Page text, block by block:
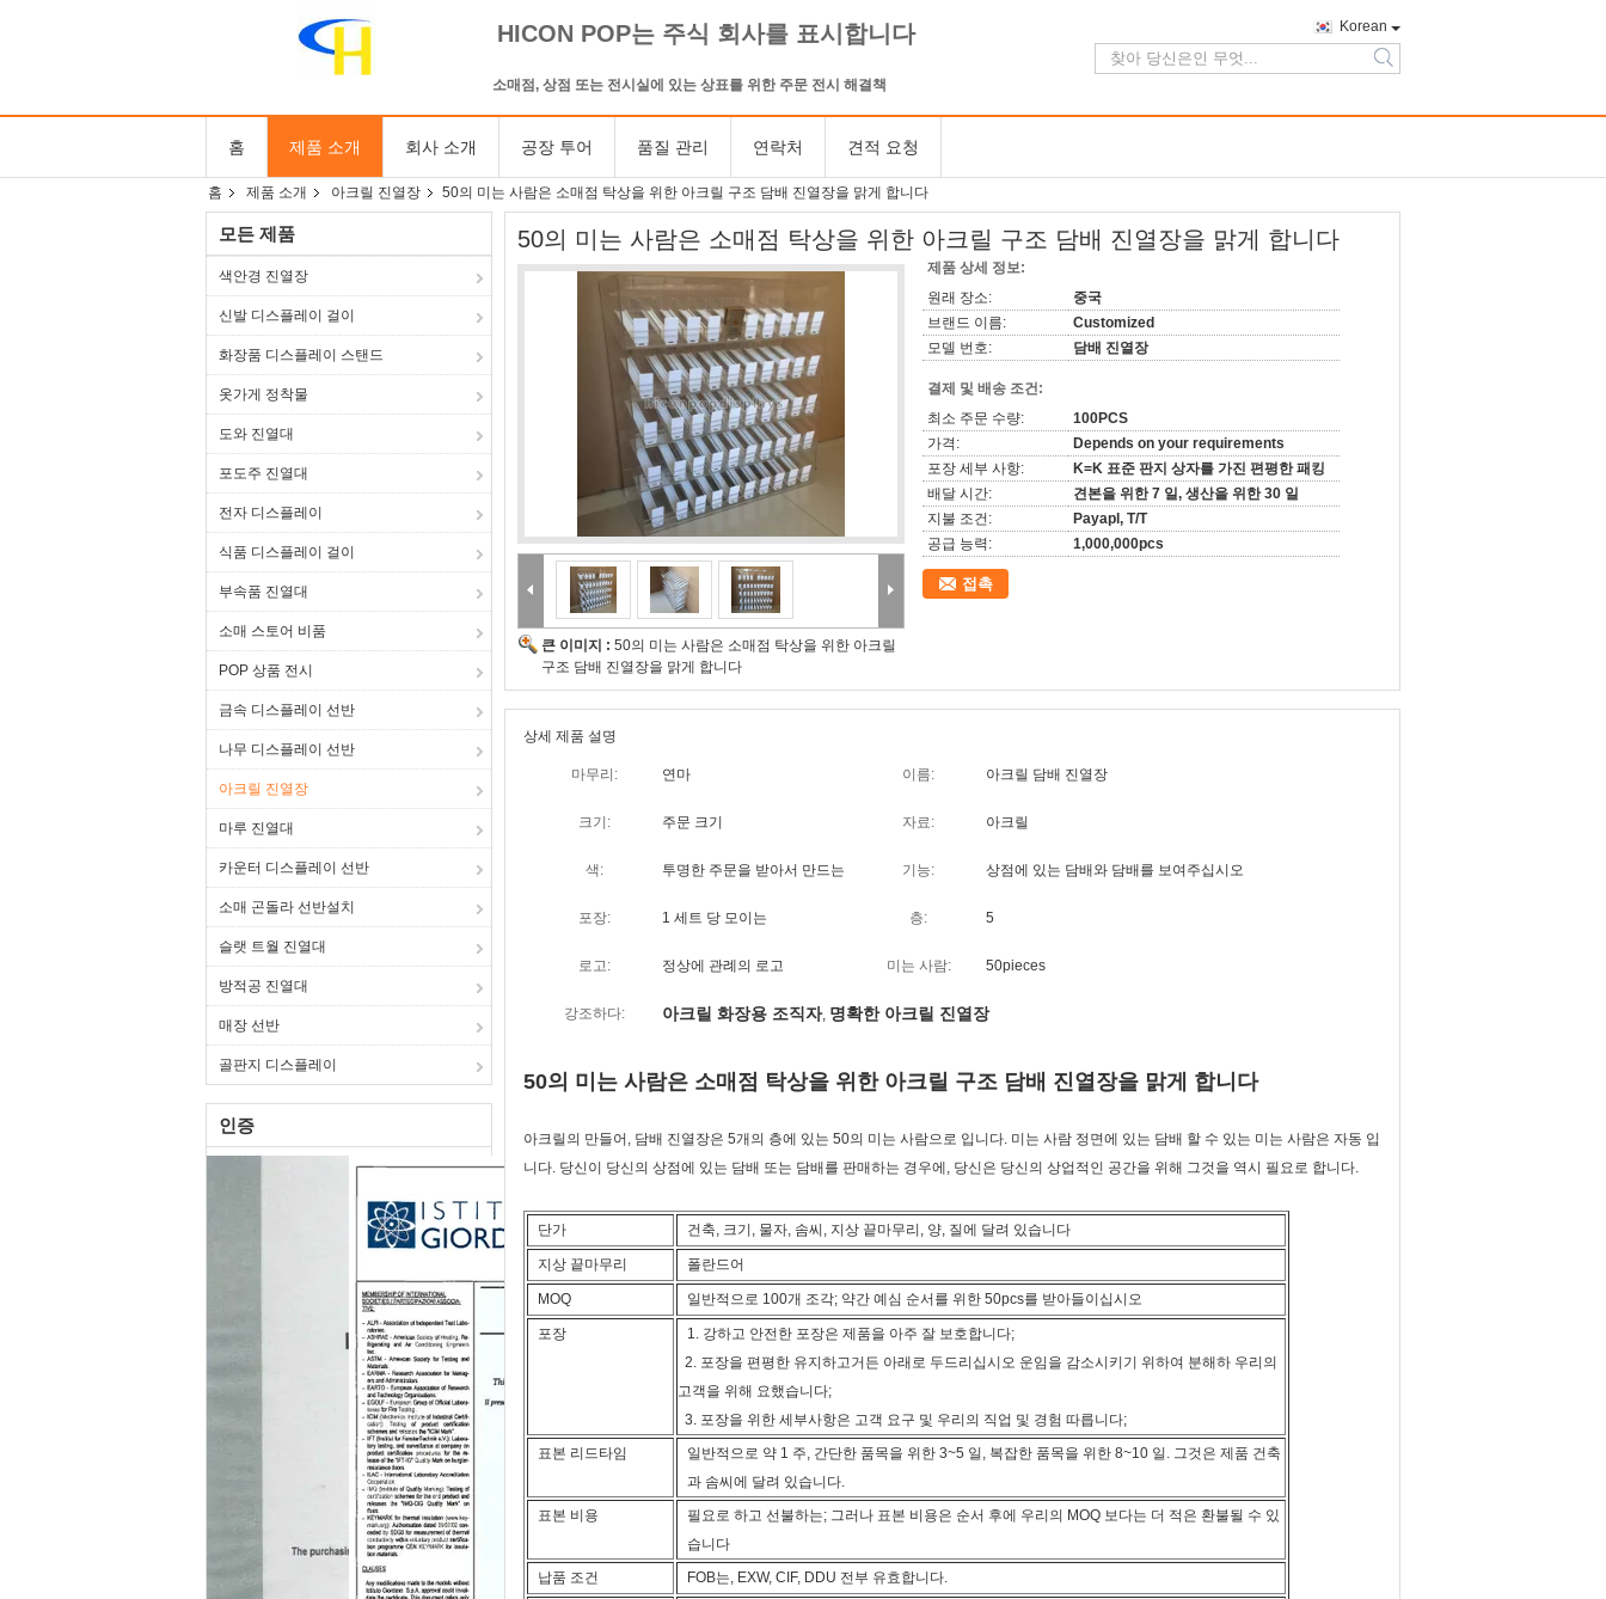
HICON POP는 주식 회사를 표시합니다
소매점, 상점 또는 전시실에 있는 상표를 위한 주문 전시 해결책
Korean
search
홈 제품 소개 회사 소개 공장 투어 품질 관리 연락처 견적 요청
홈 제품 소개 아크릴 진열장 50의 미는 사람은 소매점 탁상을 위한 아크릴 구조 담배 진열장을 맑게 합니다
모든 제품
색안경 진열장
신발 디스플레이 걸이
화장품 디스플레이 스탠드
옷가게 정착물
도와 진열대
포도주 진열대
전자 디스플레이
식품 디스플레이 걸이
부속품 진열대
소매 스토어 비품
POP 상품 전시
금속 디스플레이 선반
나무 디스플레이 선반
아크릴 진열장
마루 진열대
카운터 디스플레이 선반
소매 곤돌라 선반설치
슬랫 트월 진열대
방적공 진열대
매장 선반
골판지 디스플레이
인증
50의 미는 사람은 소매점 탁상을 위한 아크릴 구조 담배 진열장을 맑게 합니다
큰 이미지 : 50의 미는 사람은 소매점 탁상을 위한 아크릴
구조 담배 진열장을 맑게 합니다
제품 상세 정보:
원래 장소:
중국
브랜드 이름:
Customized
모델 번호:
담배 진열장
결제 및 배송 조건:
최소 주문 수량:
100PCS
가격:
Depends on your requirements
포장 세부 사항:
K=K 표준 판지 상자를 가진 편평한 패킹
배달 시간:
견본을 위한 7 일, 생산을 위한 30 일
지불 조건:
Payapl, T/T
공급 능력:
1,000,000pcs
접촉
상세 제품 설명
마무리: 연마 이름: 아크릴 담배 진열장
크기: 주문 크기 자료: 아크릴
색: 투명한 주문을 받아서 만드는 기능: 상점에 있는 담배와 담배를 보여주십시오
포장: 1 세트 당 모이는 층: 5
로고: 정상에 관례의 로고 미는 사람: 50pieces
강조하다: 아크릴 화장용 조직자, 명확한 아크릴 진열장
50의 미는 사람은 소매점 탁상을 위한 아크릴 구조 담배 진열장을 맑게 합니다
아크릴의 만들어, 담배 진열장은 5개의 층에 있는 50의 미는 사람으로 입니다. 미는 사람 정면에 있는 담배 할 수 있는 미는 사람은 자동 입
니다. 당신이 당신의 상점에 있는 담배 또는 담배를 판매하는 경우에, 당신은 당신의 상업적인 공간을 위해 그것을 역시 필요로 합니다.
단가 건축, 크기, 물자, 솜씨, 지상 끝마무리, 양, 질에 달려 있습니다
지상 끝마무리 폴란드어
MOQ 일반적으로 100개 조각; 약간 예심 순서를 위한 50pcs를 받아들이십시오
포장
1. 강하고 안전한 포장은 제품을 아주 잘 보호합니다;
2. 포장을 편평한 유지하고거든 아래로 두드리십시오 운임을 감소시키기 위하여 분해하 우리의
고객을 위해 요했습니다;
3. 포장을 위한 세부사항은 고객 요구 및 우리의 직업 및 경험 따릅니다;
표본 리드타임
일반적으로 약 1 주, 간단한 품목을 위한 3~5 일, 복잡한 품목을 위한 8~10 일. 그것은 제품 건축
과 솜씨에 달려 있습니다.
표본 비용
필요로 하고 선불하는; 그러나 표본 비용은 순서 후에 우리의 MOQ 보다는 더 적은 환불될 수 있
습니다
납품 조건
FOB는, EXW, CIF, DDU 전부 유효합니다.